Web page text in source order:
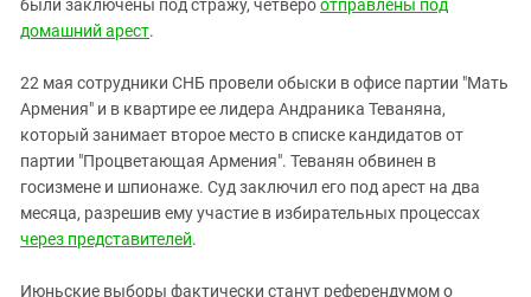
были заключены под стражу, четвероотправлены под
домашний арест.
22 мая сотрудники СНБ провели обыски в офисе партии "Мать
Армения" и в квартире ее лидера Андраника Теваняна,
который занимает второе место в списке кандидатов от
партии "Процветающая Армения". Теванян обвинен в
госизмене и шпионаже. Суд заключил его под арест на два
месяца, разрешив ему участие в избирательных процессах
через представителей.
Июньские выборы фактически станут референдумом о